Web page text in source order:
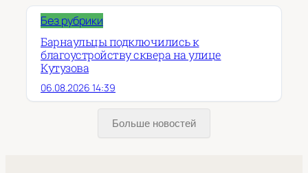
Без рубрики
Барнаульцы подключились к
благоустройству сквера на улице
Кутузова
06.08.2026 14:39
Больше новостей